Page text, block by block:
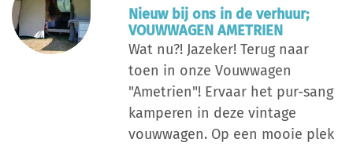
Nieuw bij ons in de verhuur;
VOUWWAGEN AMETRIEN
Wat nu?! Jazeker! Terug naar
toen in onze Vouwwagen
"Ametrien"! Ervaar het pur-sang
kamperen in deze vintage
vouwwagen. Op een mooie plek